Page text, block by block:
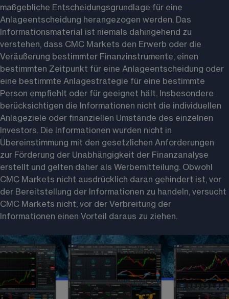
maßgebliche Entscheidungsgrundlage für eine
Anlageentscheidung herangezogen werden. Das
Informationsmaterial ist niemals dahingehend zu
verstehen, dass CMC Markets den Erwerb oder die
Veräußerung bestimmter Finanzinstrumente, einen
bestimmten Zeitpunkt für eine Anlageentscheidung oder
eine bestimmte Anlagestrategie für eine bestimmte
Person empfiehlt oder für geeignet hält. Insbesondere
berücksichtigen die Informationen nicht die individuellen
Anlageziele oder finanziellen Umstände des einzelnen
Investors. Die Informationen wurden nicht in
Übereinstimmung mit den gesetzlichen Anforderungen
zur Förderung der Unabhängigkeit der Finanzanalyse
erstellt und gelten daher als Werbemitteilung. Obwohl
CMC Markets nicht ausdrücklich daran gehindert ist, vor
der Bereitstellung der Informationen zu handeln, versucht
CMC Markets nicht, vor der Verbreitung der
Informationen einen Vorteil daraus zu ziehen.